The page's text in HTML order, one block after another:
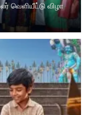
வெளியீட்டு விழா